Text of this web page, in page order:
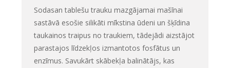
Sodasan tablešu trauku mazgājamai mašīnai
sastāvā esošie silikāti mīkstina ūdeni un šķīdina
taukainos traipus no traukiem, tādejādi aizstājot
parastajos līdzekļos izmantotos fosfātus un
enzīmus. Savukārt skābekļa balinātājs, kas